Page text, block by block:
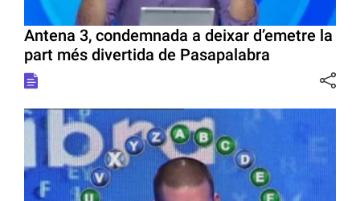
Antena 3, condemnada a deixar d’emetre la
part més divertida de Pasapalabra